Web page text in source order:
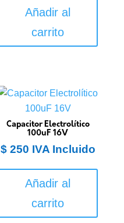
Añadir al
carrito
Capacitor Electrolítico
100uF 16V
$250 IVA Incluido
Añadir al
carrito